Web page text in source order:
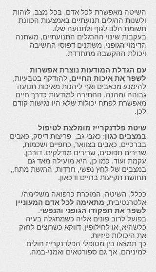
השיטה מאפשרת לכל אדם, בכל מצב, לזהות
ולשנות הרגלים תנועתיים באמצעות הכוונת
תשומת הלב לגוף ולתנועה שלו.
בעקבות שינוי ההרגלים התנועתיים, משתנה
הדימוי הגופני, משתנים דפוסי החשיבה
ויכולת ההקשבה מתחדדת.
עם הגדלת המודעות נוצרת אפשרות
לשפר את איכות החיים, להזדקף בטבעיות,
להימנע מכאבים ואף ליהנות מאיכות תנועה
גבוהה ומהנה. החתירה למודעות כדרך חיים
מאפשרת לפתח יכולות שלא היו נגישות קודם
לכן.
שיטת פלדנקרייז מומלצת לטיפול
במצבים כגון: כאבי גב, פריצות דיסק, כאבים
בברכיים, כאבים בצוואר, כתפיים ושכמות,
שרירים תפוסים, שרירים מודלקים, דורבן,
עקמת ועוד. כמו כן, היא מועילה מאד גם
במצבים של לחץ נפשי, חרדות, הרגשת מתח,,
תחושת תקיעות בחיים ודכאון.
​ככלל, השיטה, המוכרת כרפואה משלימה/
אלטרנטיבית, מתאימה לכל אדם המעוניין
לשפר את תפקודו הגופני והנפשי.
בפועל לרוב פונים אליה כשמתגלה בעיה
כלשהיא, או לחילופין, דווקא כשרוצים לחזק
את היכולות פיזיות.
כך תמצאו בין מטופלי הפלדנקרייז חולים
למיניהם, אך גם ספורטאים ואמני-במה.